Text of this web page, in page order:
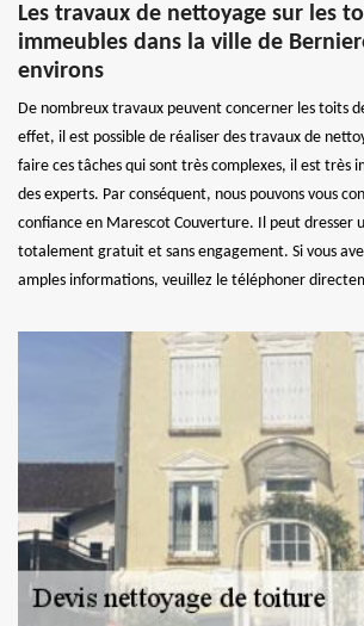
Les travaux de nettoyage sur les
immeubles dans la ville de
environs
De nombreux travaux peuvent concerner les toits
effet, il est possible de réaliser des travaux de
faire ces tâches qui sont très complexes, il est très
des experts. Par conséquent, nous pouvons vous
confiance en Marescot Couverture. Il peut dresser
totalement gratuit et sans engagement. Si vous
amples informations, veuillez le téléphoner